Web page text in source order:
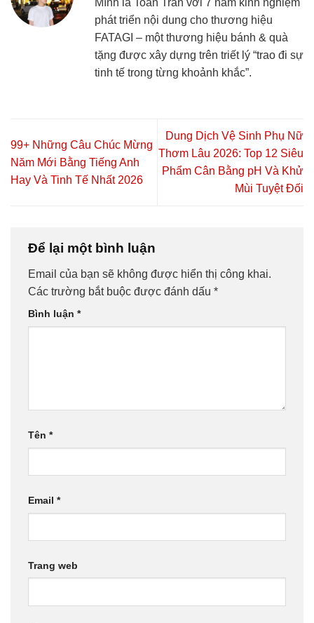
Mình là Toàn Trần với 7 năm kinh nghiệm
phát triển nội dung cho thương hiệu
FATAGI – một thương hiệu bánh & quà
tặng được xây dựng trên triết lý “trao đi sự
tinh tế trong từng khoảnh khắc”.
99+ Những Câu Chúc Mừng
Năm Mới Bằng Tiếng Anh
Hay Và Tinh Tế Nhất 2026
Dung Dịch Vệ Sinh Phụ Nữ
Thơm Lâu 2026: Top 12 Siêu
Phẩm Cân Bằng pH Và Khử
Mùi Tuyệt Đối
Để lại một bình luận
Email của bạn sẽ không được hiển thị công khai.
Các trường bắt buộc được đánh dấu *
Bình luận *
Tên *
Email *
Trang web